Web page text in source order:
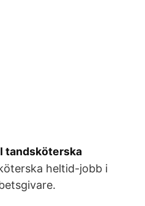
tandsköterska
heltid-jobb i